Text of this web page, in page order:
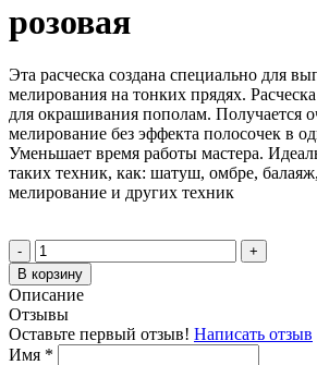
розовая
Эта расческа создана специально для
мелирования на тонких прядях.
для окрашивания пополам. Получается
мелирование без эффекта полосочек в
Уменьшает время работы мастера.
таких техник, как: шатуш, омбре,
мелирование и других техник
-
+
В корзину
Описание
Отзывы
Оставьте первый отзыв! Написать отзыв
Имя *